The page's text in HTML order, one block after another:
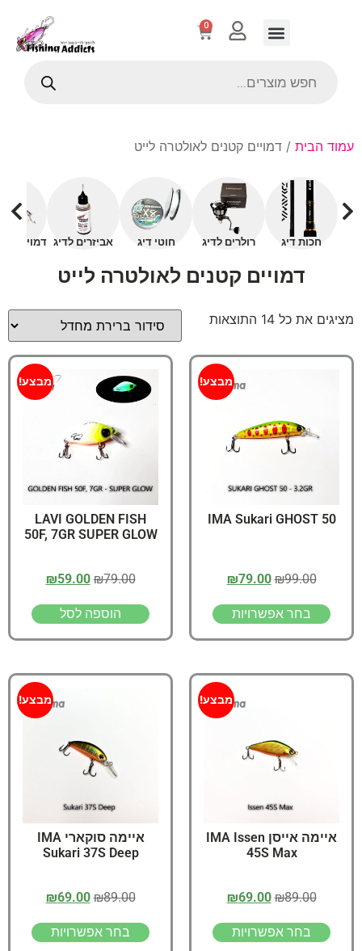
0
עמוד הבית / דמויים קטנים לאולטרה לייט
חכות דיג רולרים לדיג חוטי דיג אביזרים לדיג דמויים
דמויים קטנים לאולטרה לייט
מציגים את כל ⁦14⁩ התוצאות
מבצע!
IMA Sukari GHOST 50
₪99.00
₪79.00
בחר אפשרויות
מבצע!
LAVI GOLDEN FISH
50F, 7GR SUPER GLOW
₪79.00
₪59.00
הוספה לסל
מבצע!
איימה אייסן IMA Issen
45S Max
₪89.00
₪69.00
בחר אפשרויות
מבצע!
איימה סוקארי IMA
Sukari 37S Deep
₪89.00
₪69.00
בחר אפשרויות